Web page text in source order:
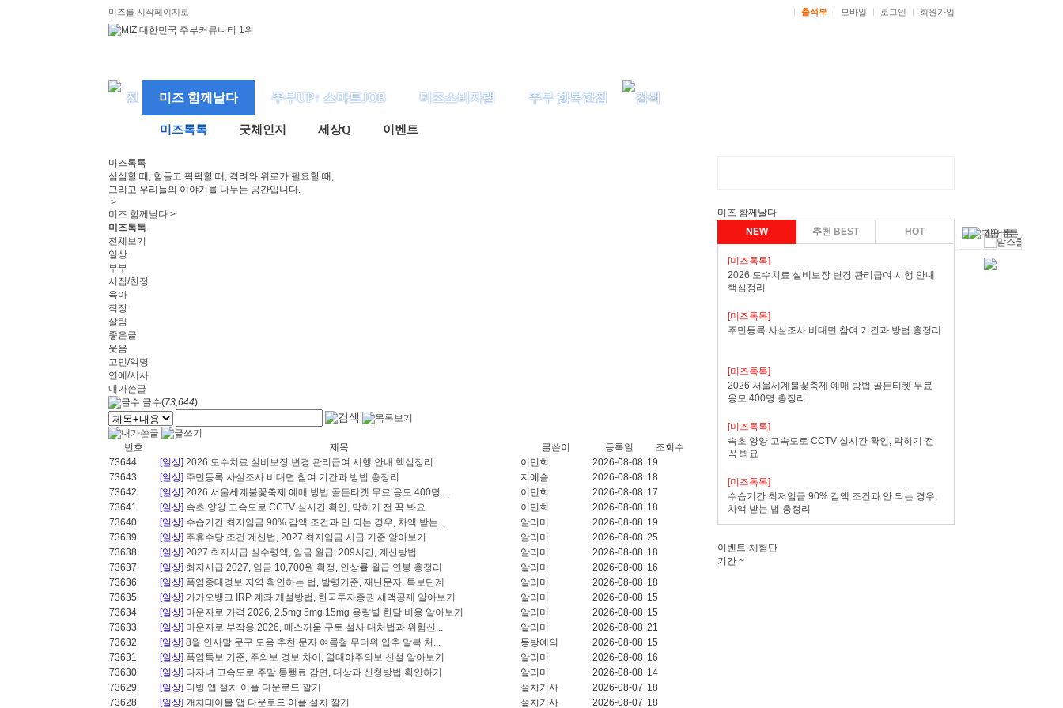
미즈를 시작페이지로 출석부 모바일 로그인 회원가입
미즈 함께날다 주부UP↑ 스마트JOB 미즈소비자랩 주부 행복한집
미즈톡톡 굿체인지 세상Q 이벤트
미즈톡톡
심심할 때, 힘들고 팍팍할 때, 격려와 위로가 필요할 때,
그리고 우리들의 이야기를 나누는 공간입니다.
>
미즈 함께날다 >
미즈톡톡
전체보기
일상
부부
시집/친정
육아
직장
살림
좋은글
웃음
고민/익명
연예/시사
내가쓴글
글수(73,644)
번호 제목 글쓴이 등록일
조회수
73644
[일상] 2026 도수치료 실비보장 변경 관리급여 시행 안내 핵심정리 이민희 2026-08-08 19
73643
[일상] 주민등록 사실조사 비대면 참여 기간과 방법 총정리 지예슬 2026-08-08 18
73642
[일상] 2026 서울세계불꽃축제 예매 방법 골든티켓 무료 응모 400명 ... 이민희 2026-08-08 17
73641
[일상] 속초 양양 고속도로 CCTV 실시간 확인, 막히기 전 꼭 봐요 이민희 2026-08-08 18
73640
[일상] 수습기간 최저임금 90% 감액 조건과 안 되는 경우, 차액 받는... 알리미 2026-08-08 19
73639
[일상] 주휴수당 조건 계산법, 2027 최저임금 시급 기준 알아보기 알리미 2026-08-08 25
73638
[일상] 2027 최저시급 실수령액, 임금 월급, 209시간, 계산방법 알리미 2026-08-08 18
73637
[일상] 최저시급 2027, 임금 10,700원 확정, 인상률 월급 연봉 총정리 알리미 2026-08-08 16
73636
[일상] 폭염중대경보 지역 확인하는 법, 발령기준, 재난문자, 특보단계 알리미 2026-08-08 18
73635
[일상] 카카오뱅크 IRP 계좌 개설방법, 한국투자증권 세액공제 알아보기 알리미 2026-08-08 15
73634
[일상] 마운자로 가격 2026, 2.5mg 5mg 15mg 용량별 한달 비용 알아보기 알리미 2026-08-08 15
73633
[일상] 마운자로 부작용 2026, 메스꺼움 구토 설사 대처법과 위험신... 알리미 2026-08-08 21
73632
[일상] 8월 인사말 문구 모음 추천 문자 여름철 무더위 입추 말복 처... 동방예의 2026-08-08 15
73631
[일상] 폭염특보 기준, 주의보 경보 차이, 열대야주의보 신설 알아보기 알리미 2026-08-08 16
73630
[일상] 다자녀 고속도로 주말 통행료 감면, 대상과 신청방법 확인하기 알리미 2026-08-08 14
73629
[일상] 티빙 앱 설치 어플 다운로드 깔기 설치기사 2026-08-07 18
73628
[일상] 캐치테이블 앱 다운로드 어플 설치 깔기 설치기사 2026-08-07 18
미즈 함께날다
NEW
추천 BEST HOT
[미즈톡톡]
2026 도수치료 실비보장 변경 관리급여 시행 안내
핵심정리
[미즈톡톡]
주민등록 사실조사 비대면 참여 기간과 방법 총정리
[미즈톡톡]
2026 서울세계불꽃축제 예매 방법 골든티켓 무료
응모 400명 총정리
[미즈톡톡]
속초 양양 고속도로 CCTV 실시간 확인, 막히기 전
꼭 봐요
[미즈톡톡]
수습기간 최저임금 90% 감액 조건과 안 되는 경우,
차액 받는 법 총정리
이벤트·체험단
기간 ~